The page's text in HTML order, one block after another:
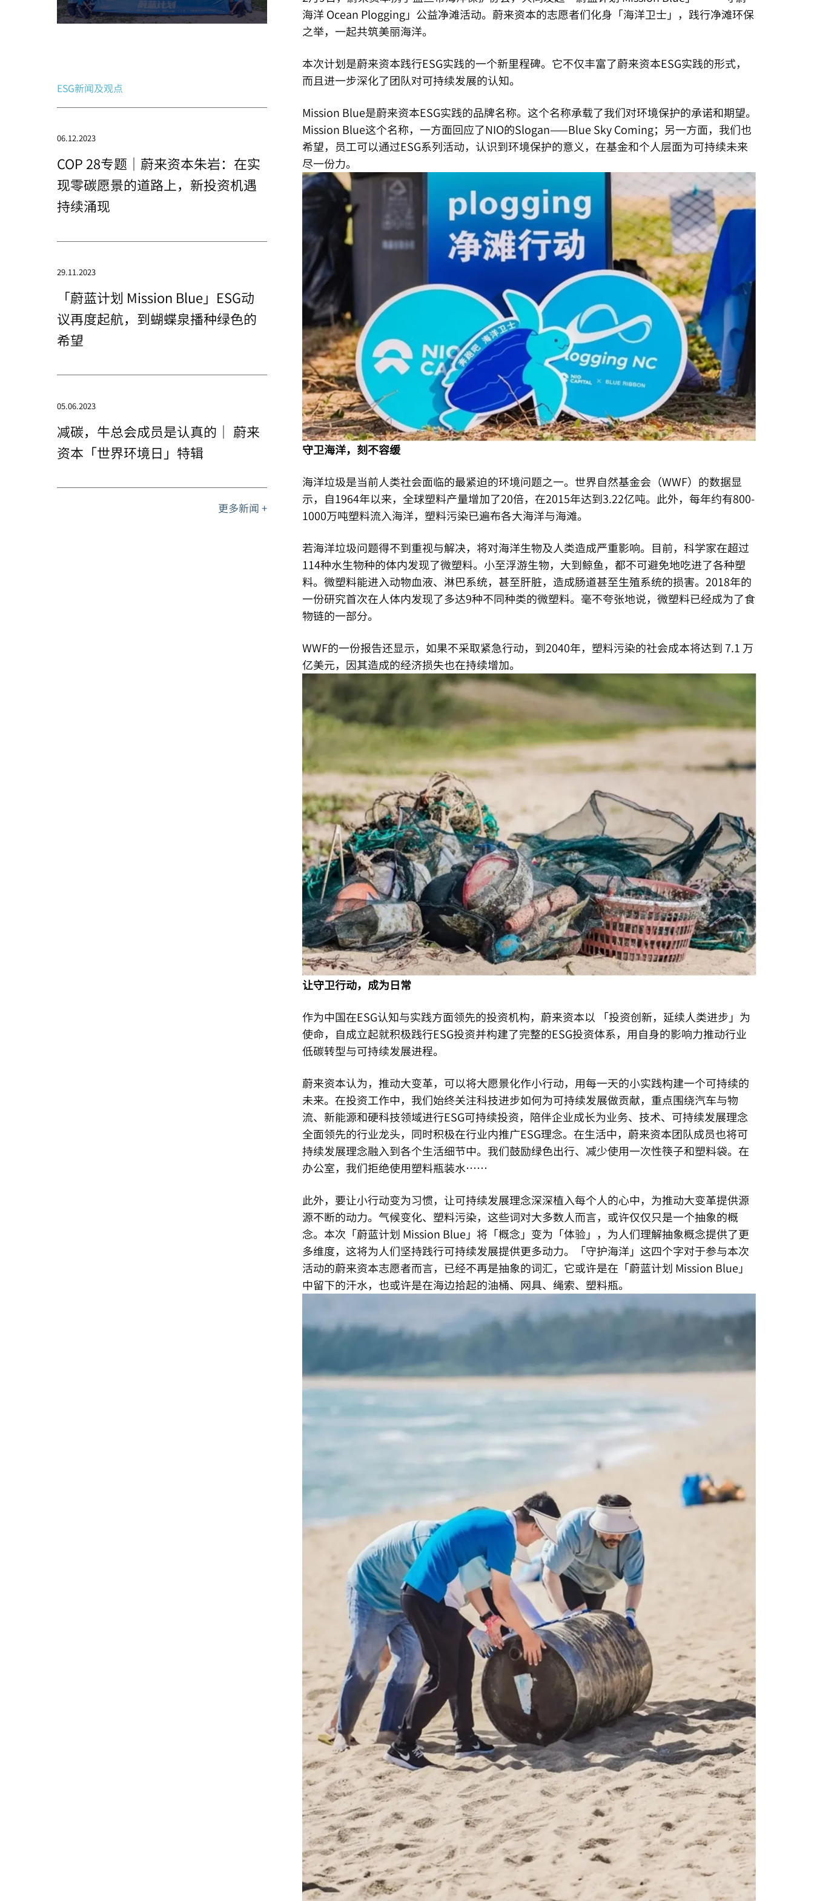
ESG新闻及观点
06.12.2023
COP 28专题｜蔚来资本朱岩：在实
现零碳愿景的道路上，新投资机遇
持续涌现
29.11.2023
「蔚蓝计划 Mission Blue」ESG动
议再度起航，到蝴蝶泉播种绿色的
希望
05.06.2023
减碳，牛总会成员是认真的｜ 蔚来
资本「世界环境日」特辑
更多新闻 +
海洋 Ocean Plogging」公益净滩活动。蔚来资本的志愿者们化身「海洋卫士」，践行净滩环保
之举，一起共筑美丽海洋。
本次计划是蔚来资本践行ESG实践的一个新里程碑。它不仅丰富了蔚来资本ESG实践的形式，
而且进一步深化了团队对可持续发展的认知。
Mission Blue是蔚来资本ESG实践的品牌名称。这个名称承载了我们对环境保护的承诺和期望。
Mission Blue这个名称，一方面回应了NIO的Slogan——Blue Sky Coming；另一方面，我们也
希望，员工可以通过ESG系列活动，认识到环境保护的意义，在基金和个人层面为可持续未来
尽一份力。
守卫海洋，刻不容缓
海洋垃圾是当前人类社会面临的最紧迫的环境问题之一。世界自然基金会（WWF）的数据显
示，自1964年以来，全球塑料产量增加了20倍，在2015年达到3.22亿吨。此外，每年约有800-
1000万吨塑料流入海洋，塑料污染已遍布各大海洋与海滩。
若海洋垃圾问题得不到重视与解决，将对海洋生物及人类造成严重影响。目前，科学家在超过
114种水生物种的体内发现了微塑料。小至浮游生物，大到鲸鱼，都不可避免地吃进了各种塑
料。微塑料能进入动物血液、淋巴系统，甚至肝脏，造成肠道甚至生殖系统的损害。2018年的
一份研究首次在人体内发现了多达9种不同种类的微塑料。毫不夸张地说，微塑料已经成为了食
物链的一部分。
WWF的一份报告还显示，如果不采取紧急行动，到2040年，塑料污染的社会成本将达到 7.1 万
亿美元，因其造成的经济损失也在持续增加。
让守卫行动，成为日常
作为中国在ESG认知与实践方面领先的投资机构，蔚来资本以 「投资创新，延续人类进步」为
使命，自成立起就积极践行ESG投资并构建了完整的ESG投资体系，用自身的影响力推动行业
低碳转型与可持续发展进程。
蔚来资本认为，推动大变革，可以将大愿景化作小行动，用每一天的小实践构建一个可持续的
未来。在投资工作中，我们始终关注科技进步如何为可持续发展做贡献，重点围绕汽车与物
流、新能源和硬科技领域进行ESG可持续投资，陪伴企业成长为业务、技术、可持续发展理念
全面领先的行业龙头，同时积极在行业内推广ESG理念。在生活中，蔚来资本团队成员也将可
持续发展理念融入到各个生活细节中。我们鼓励绿色出行、减少使用一次性筷子和塑料袋。在
办公室，我们拒绝使用塑料瓶装水……
此外，要让小行动变为习惯，让可持续发展理念深深植入每个人的心中，为推动大变革提供源
源不断的动力。气候变化、塑料污染，这些词对大多数人而言，或许仅仅只是一个抽象的概
念。本次「蔚蓝计划 Mission Blue」将「概念」变为「体验」，为人们理解抽象概念提供了更
多维度，这将为人们坚持践行可持续发展提供更多动力。「守护海洋」这四个字对于参与本次
活动的蔚来资本志愿者而言，已经不再是抽象的词汇，它或许是在「蔚蓝计划 Mission Blue」
中留下的汗水，也或许是在海边拾起的油桶、网具、绳索、塑料瓶。